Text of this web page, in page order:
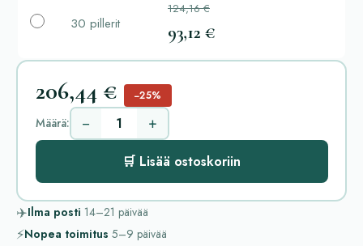
30 pillerit
124,16 €
93,12 €
206,44 € −25%
Määrä: − +
🛒 Lisää ostoskoriin
✈️Ilma posti 14–21 päivää
⚡Nopea toimitus 5–9 päivää